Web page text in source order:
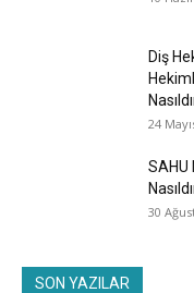
Diş
24
SAHU
30
SON YAZILAR